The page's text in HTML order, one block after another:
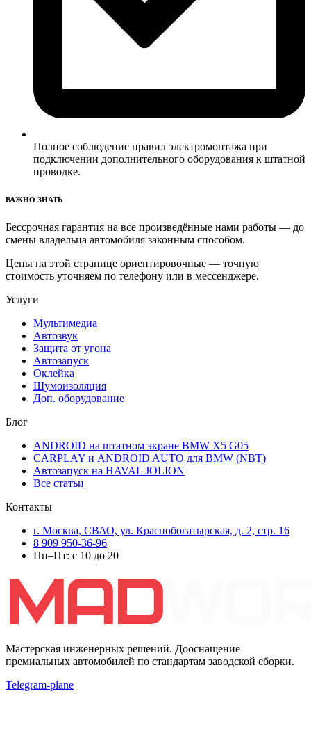
Полное соблюдение правил электромонтажа при
подключении дополнительного оборудования к штатной
проводке.
ВАЖНО ЗНАТЬ
Бессрочная гарантия на все произведённые нами работы — до
смены владельца автомобиля законным способом.
Цены на этой странице ориентировочные — точную
стоимость уточняем по телефону или в мессенджере.
Услуги
Мультимедиа
Автозвук
Защита от угона
Автозапуск
Оклейка
Шумоизоляция
Доп. оборудование
Блог
ANDROID на штатном экране BMW X5 G05
CARPLAY и ANDROID AUTO для BMW (NBT)
Автозапуск на HAVAL JOLION
Все статьи
Контакты
г. Москва, СВАО, ул. Краснобогатырская, д. 2, стр. 16
8 909 950-36-96
Пн–Пт: с 10 до 20
Мастерская инженерных решений. Дооснащение
премиальных автомобилей по стандартам заводской сборки.
Telegram-plane